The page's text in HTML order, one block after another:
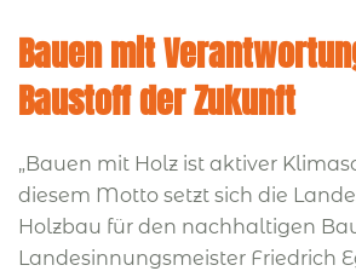
Bauen mit
Baustoff der Zukunft
„Bauen mit Holz ist aktiver
diesem Motto setzt sich die
Holzbau für den nachhaltigen
Landesinnungsmeister Friedrich